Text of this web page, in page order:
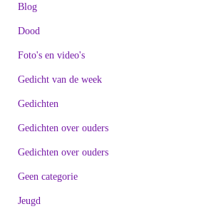
Blog
Dood
Foto's en video's
Gedicht van de week
Gedichten
Gedichten over ouders
Gedichten over ouders
Geen categorie
Jeugd